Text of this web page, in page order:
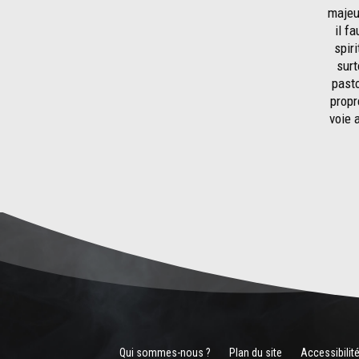
il
voie
Qui sommes-nous ? Plan du site Accessibilité